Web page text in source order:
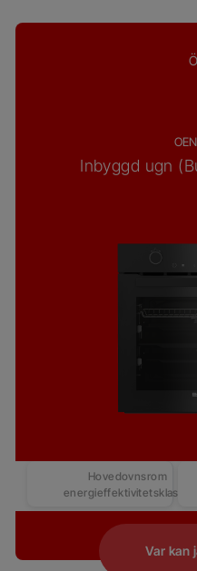
Inbyggd ugn
Hovedovnsrom
energieffektivitetsklasse
Var kan